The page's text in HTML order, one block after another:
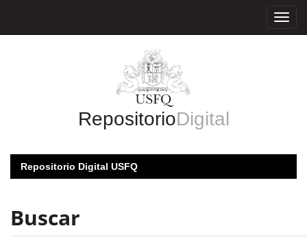
RepositorioDigital
Repositorio Digital USFQ
Buscar